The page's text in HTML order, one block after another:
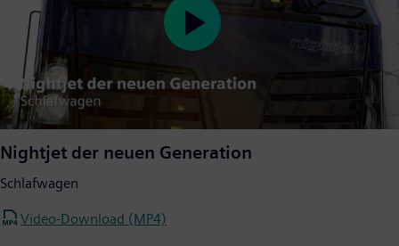
Play
Video
Nightjet der neuen Generation
Schlafwagen
Video-Download (MP4)